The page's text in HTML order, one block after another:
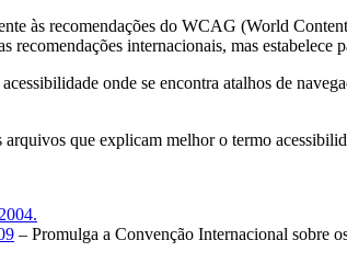
às recomendações do WCAG (World
internacionais, mas estabelece
onde se encontra atalhos de
que explicam melhor o termo
– Promulga a Convenção Internacional sobre